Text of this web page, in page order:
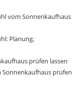
vom Sonnenkaufhaus
Planung,
prüfen lassen
Sonnenkaufhaus prüfen